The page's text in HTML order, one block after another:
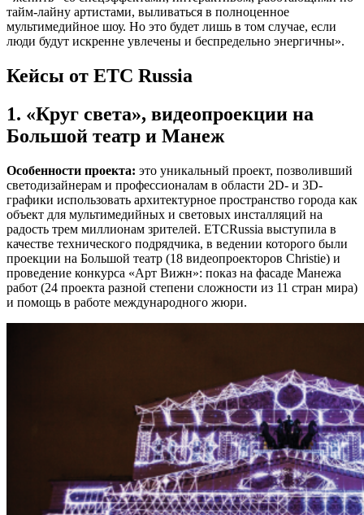
тайм-лайну артистами, выливаться в полноценное
мультимедийное шоу. Но это будет лишь в том случае, если
люди будут искренне увлечены и беспредельно энергичны».
Кейсы от ETC Russia
1. «Круг света», видеопроекции на
Большой театр и Манеж
Особенности проекта: это уникальный проект, позволивший
светодизайнерам и профессионалам в области 2D- и 3D-
графики использовать архитектурное пространство города как
объект для мультимедийных и световых инсталляций на
радость трем миллионам зрителей. ETCRussia выступила в
качестве технического подрядчика, в ведении которого были
проекции на Большой театр (18 видеопроекторов Christie) и
проведение конкурса «Арт Вижн»: показ на фасаде Манежа
работ (24 проекта разной степени сложности из 11 стран мира)
и помощь в работе международного жюри.